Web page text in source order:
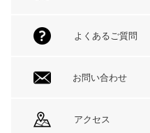
よくあるご質問
お問い合わせ
アクセス